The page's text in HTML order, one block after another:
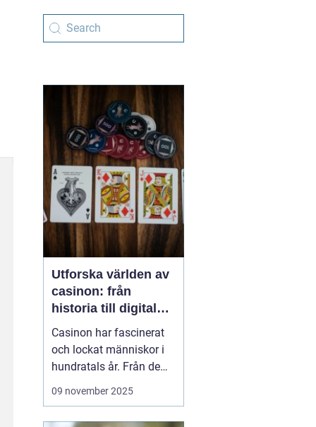
Utforska världen av
casinon: från
historia till digital
revolution
Casinon har fascinerat
och lockat människor i
hundratals år. Från de
ursprungliga spelhusen i
09 november 2025